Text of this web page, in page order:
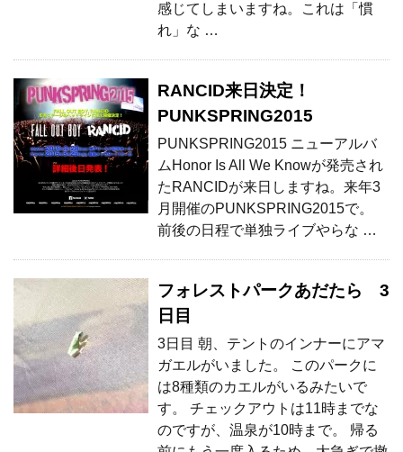
感じてしまいますね。これは「慣
れ」な …
RANCID来日決定！
PUNKSPRING2015
PUNKSPRING2015 ニューアルバ
ムHonor Is All We Knowが発売され
たRANCIDが来日しますね。来年3
月開催のPUNKSPRING2015で。
前後の日程で単独ライブやらな …
フォレストパークあだたら 3
日目
3日目 朝、テントのインナーにアマ
ガエルがいました。 このパークに
は8種類のカエルがいるみたいで
す。 チェックアウトは11時までな
のですが、温泉が10時まで。 帰る